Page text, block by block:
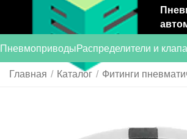
ПневмоприводыРаспределители и
Главная / Каталог / Фитинги